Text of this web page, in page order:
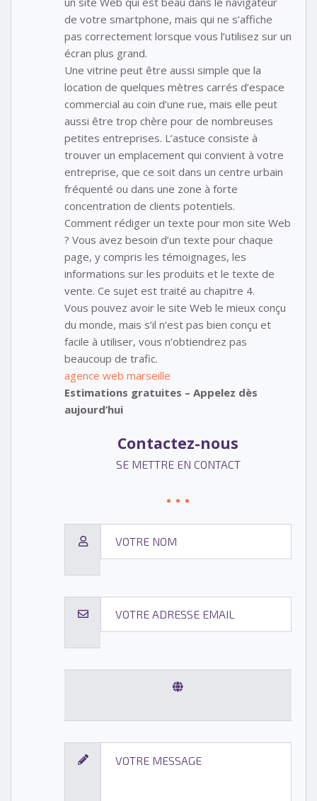
de votre smartphone, mais qui ne s’affiche
pas correctement lorsque vous l’utilisez sur un
écran plus grand.
Une vitrine peut être aussi simple que la
location de quelques mètres carrés d’espace
commercial au coin d’une rue, mais elle peut
aussi être trop chère pour de nombreuses
petites entreprises. L’astuce consiste à
trouver un emplacement qui convient à votre
entreprise, que ce soit dans un centre urbain
fréquenté ou dans une zone à forte
concentration de clients potentiels.
Comment rédiger un texte pour mon site Web
? Vous avez besoin d’un texte pour chaque
page, y compris les témoignages, les
informations sur les produits et le texte de
vente. Ce sujet est traité au chapitre 4.
Vous pouvez avoir le site Web le mieux conçu
du monde, mais s’il n’est pas bien conçu et
facile à utiliser, vous n’obtiendrez pas
beaucoup de trafic.
agence web marseille
Estimations gratuites – Appelez dès
aujourd’hui
Contactez-nous
SE METTRE EN CONTACT